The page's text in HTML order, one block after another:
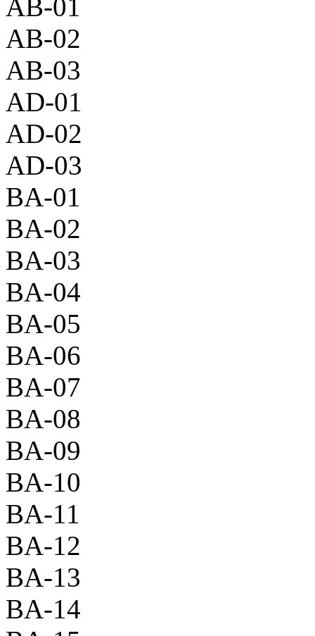
AB-01
AB-02
AB-03
AD-01
AD-02
AD-03
BA-01
BA-02
BA-03
BA-04
BA-05
BA-06
BA-07
BA-08
BA-09
BA-10
BA-11
BA-12
BA-13
BA-14